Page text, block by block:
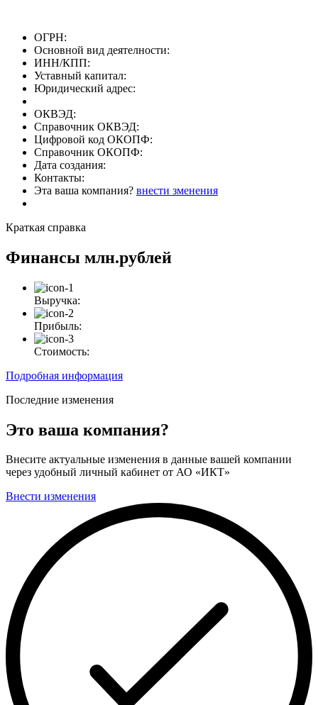
ОГРН:
Основной вид деятелности:
ИНН/КПП:
Уставный капитал:
Юридический адрес:
ОКВЭД:
Справочник ОКВЭД:
Цифровой код ОКОПФ:
Справочник ОКОПФ:
Дата создания:
Контакты:
Эта ваша компания? внести зменения
Краткая справка
Финансы млн.рублей
Выручка:
Прибыль:
Стоимость:
Подробная информация
Последние изменения
Это ваша компания?
Внесите актуальные изменения в данные вашей компании
через удобный личный кабинет от АО «ИКТ»
Внести изменения